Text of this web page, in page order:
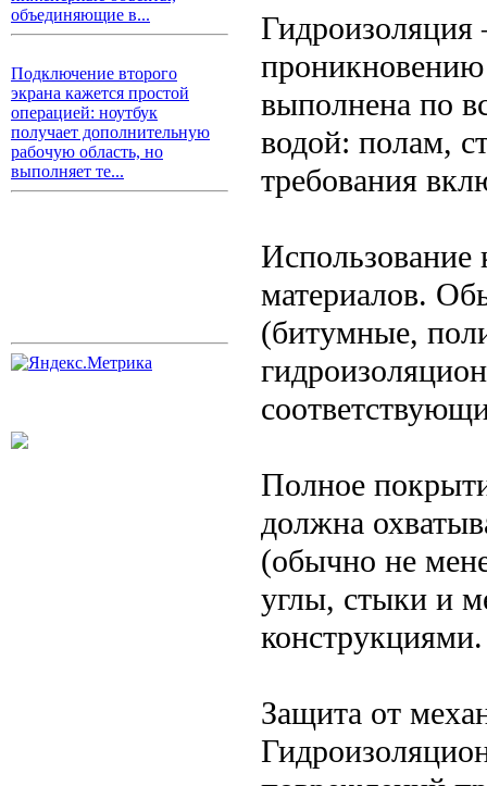
объединяющие в...
Подключение второго
экрана кажется простой
операцией: ноутбук
получает дополнительную
рабочую область, но
выполняет те...
Гидроизоляция
выполнена по
водой: полам,
требования
Использование
материалов.
(битумные,
Полное
должна
(обычно не
углы, стыки и
конструкциями.
Защита от